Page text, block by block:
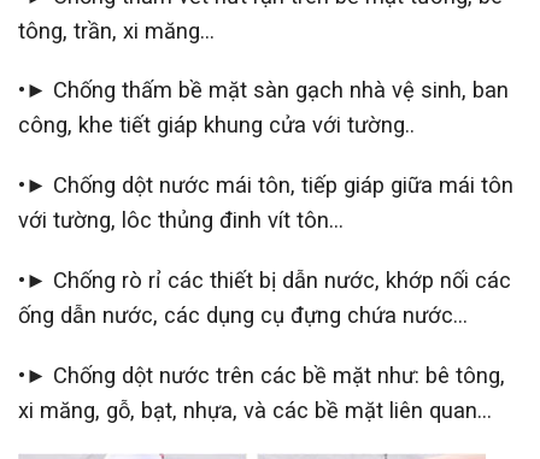
tông, trần, xi măng…
•► Chống thấm bề mặt sàn gạch nhà vệ sinh, ban
công, khe tiết giáp khung cửa với tường..
•► Chống dột nước mái tôn, tiếp giáp giữa mái tôn
với tường, lôc thủng đinh vít tôn…
•► Chống rò rỉ các thiết bị dẫn nước, khớp nối các
ống dẫn nước, các dụng cụ đựng chứa nước…
•► Chống dột nước trên các bề mặt như: bê tông,
xi măng, gỗ, bạt, nhựa, và các bề mặt liên quan…